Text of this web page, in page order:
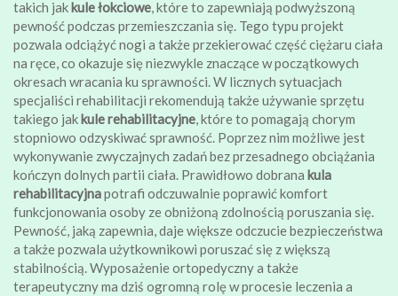
takich jak kule łokciowe, które to zapewniają podwyższoną
pewność podczas przemieszczania się. Tego typu projekt
pozwala odciążyć nogi a także przekierować część ciężaru ciała
na ręce, co okazuje się niezwykle znaczące w początkowych
okresach wracania ku sprawności. W licznych sytuacjach
specjaliści rehabilitacji rekomendują także używanie sprzętu
takiego jak kule rehabilitacyjne, które to pomagają chorym
stopniowo odzyskiwać sprawność. Poprzez nim możliwe jest
wykonywanie zwyczajnych zadań bez przesadnego obciążania
kończyn dolnych partii ciała. Prawidłowo dobrana kula
rehabilitacyjnapotrafi odczuwalnie poprawić komfort
funkcjonowania osoby ze obniżoną zdolnością poruszania się.
Pewność, jaką zapewnia, daje większe odczucie bezpieczeństwa
a także pozwala użytkownikowi poruszać się z większą
stabilnością. Wyposażenie ortopedyczny a także
terapeutyczny ma dziś ogromną rolę w procesie leczenia a